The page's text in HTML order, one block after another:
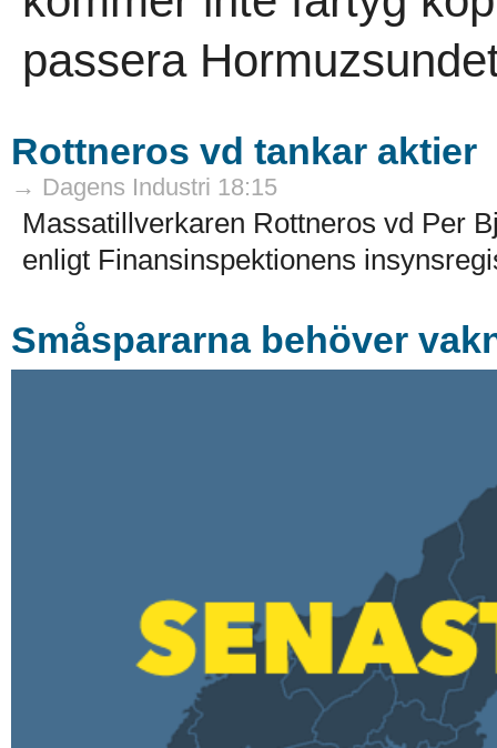
passera
Rottneros vd tankar aktier
→ Dagens Industri 18:15
Massatillverkaren Rottneros vd Per
enligt Finansinspektionens
Småspararna behöver